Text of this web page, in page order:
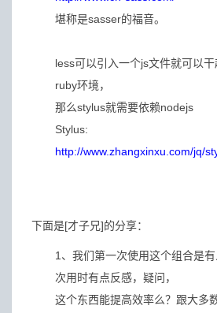
堪称是sasser的福音。
less可以引入一个js文件就可以
ruby环境，
那么stylus就需要依赖nodejs
Stylus:
http://www.zhangxinxu.com/jq/
下面是[才子兄]的分享：
1、我们第一次使用这个组合是
次用时有点反感，疑问，
这个东西能提高效率么？跟大多